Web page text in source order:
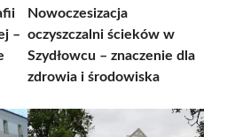
–
Nowoczesizacja
oczyszczalni ścieków w
Szydłowcu – znaczenie dla
zdrowia i środowiska